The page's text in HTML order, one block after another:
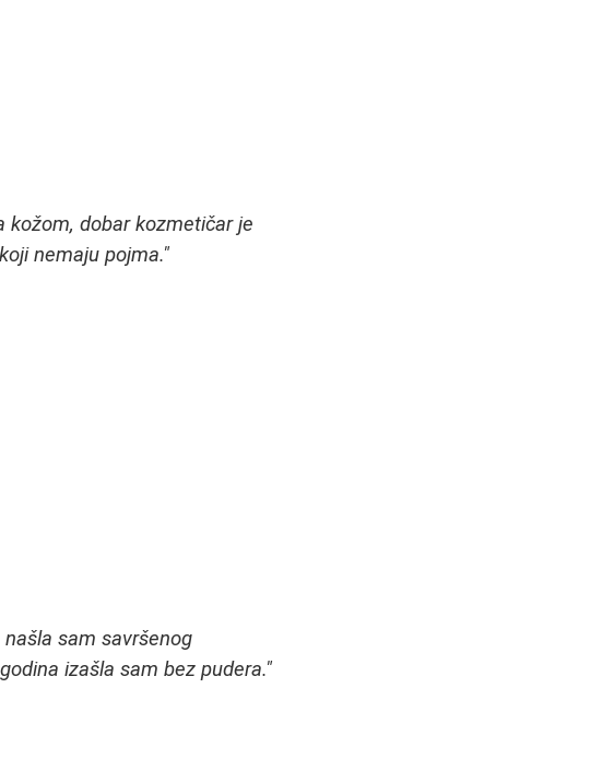
kožom, dobar kozmetičar je
nemaju pojma."
sam savršenog
izašla sam bez pudera."